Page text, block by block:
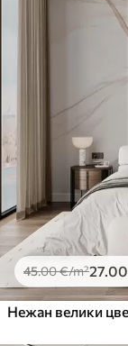
/m²
34.00 €
Premium Vinil
39.00 €/
Peel and
81.6749.00€/
45.00€/m²27 .00
Нежан велики